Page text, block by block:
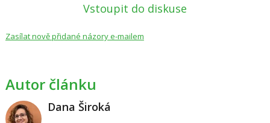
Vstoupit do diskuse
Zasílat nově přidané názory e-mailem
Autor článku
Dana Široká